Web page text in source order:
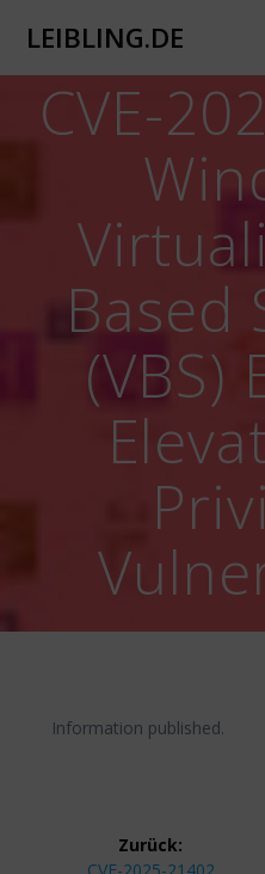
LEIBLING.DE
CVE-
Based
(VBS)
Information published.
Zurück:
Vorheriger